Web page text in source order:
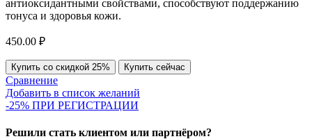
антиоксидантными свойствами, способствуют поддержанию
тонуса и здоровья кожи.
450.00 ₽
Купить со скидкой 25% Купить сейчас
Сравнение
Добавить в список желаний
-25% ПРИ РЕГИСТРАЦИИ
Решили стать клиентом или партнёром?